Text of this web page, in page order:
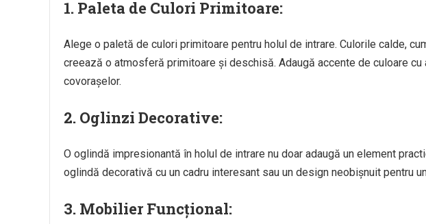
1. Paleta de Culori Primitoare:
Alege o paletă de culori primitoare pentru holul de intrare. Culorile calde,
creează o atmosferă primitoare și deschisă. Adaugă accente de culoare
covorașelor.
2. Oglinzi Decorative:
O oglindă impresionantă în holul de intrare nu doar adaugă un element
oglindă decorativă cu un cadru interesant sau un design neobișnuit pentru
3. Mobilier Funcțional: